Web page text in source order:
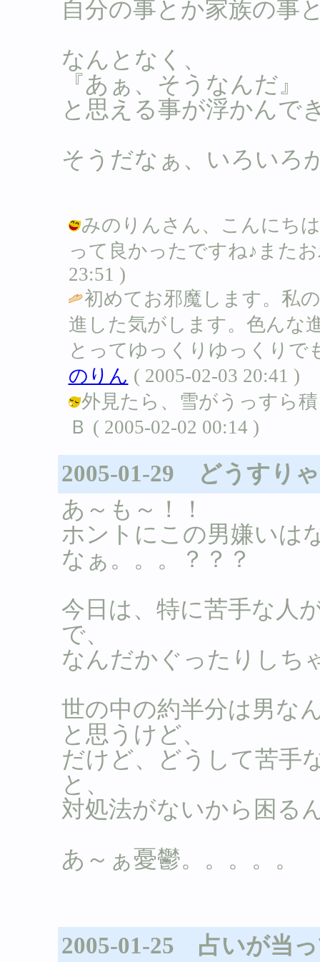
自分の事とか家族の事
なんとなく、
『あぁ、そうなんだ』
と思える事が浮かんで
そうだなぁ、いろいろ
みのりんさん、こんにち
って良かったですね♪また
23:51 )
初めてお邪魔します。私
進した気がします。色んな
とってゆっくりゆっくり
のりん ( 2005-02-03 20:41 )
外見たら、雪がうっすら
Ｂ ( 2005-02-02 00:14 )
2005-01-29 どうすり
あ～も～！！
ホントにこの男嫌いは
なぁ。。。？？？
今日は、特に苦手な人
で、
なんだかぐったりしち
世の中の約半分は男な
と思うけど、
だけど、どうして苦手
と、
対処法がないから困る
あ～ぁ憂鬱。。。。。
2005-01-25 占いが当